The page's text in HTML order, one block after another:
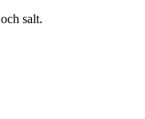
salt.